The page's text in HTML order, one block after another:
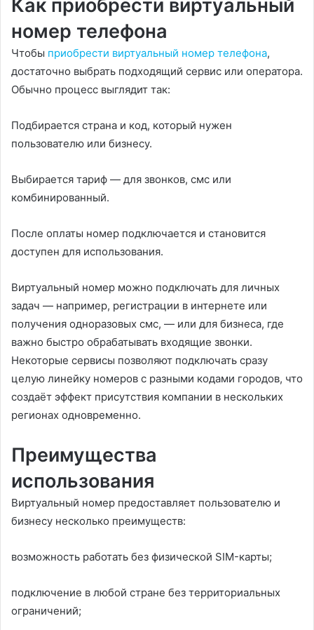
Как приобрести виртуальный
номер телефона
Чтобы приобрести виртуальный номер телефона,
достаточно выбрать подходящий сервис или оператора.
Обычно процесс выглядит так:
Подбирается страна и код, который нужен
пользователю или бизнесу.
Выбирается тариф — для звонков, смс или
комбинированный.
После оплаты номер подключается и становится
доступен для использования.
Виртуальный номер можно подключать для личных
задач — например, регистрации в интернете или
получения одноразовых смс, — или для бизнеса, где
важно быстро обрабатывать входящие звонки.
Некоторые сервисы позволяют подключать сразу
целую линейку номеров с разными кодами городов, что
создаёт эффект присутствия компании в нескольких
регионах одновременно.
Преимущества
использования
Виртуальный номер предоставляет пользователю и
бизнесу несколько преимуществ:
возможность работать без физической SIM-карты;
подключение в любой стране без территориальных
ограничений;